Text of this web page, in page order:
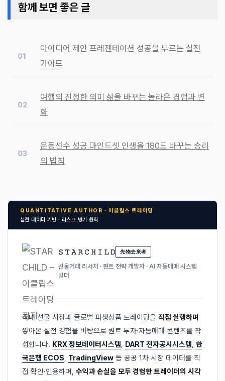
함께 보면 좋은 글
아이디어 제안 프레젠테이션 성공을 부르는 실전
가이드
여행의 진정한 의미 삶을 바꾸는 놀라운 경험과 변
화
운동선수 성공 마인드셋 인생을 180도 바꾸는 승리
의 법칙
QUANTITATIVE AUTHOR · 이클립스 트레이딩
실전 데이터 기반 · 리스크 병기 원칙
𝚂 𝚃 𝙰 𝚁 𝙲 𝙷 𝙸 𝙻 𝙳 先物去來者
선물거래 리서처 · 퀀트 전략 개발자 · AI 자동매매 시스템
빌더
국내 선물 시장과 글로벌 파생상품 트레이딩을 직접 실행하며
쌓아온 실전 경험을 바탕으로 퀀트 투자·자동매매 콘텐츠를 작
성합니다. KRX 정보데이터시스템, DART 전자공시시스템, 한
국은행 ECOS, TradingView 등 공공 1차 시장 데이터를 직
접 확인·인용하며, 수익과 손실을 모두 경험한 트레이더의 시각